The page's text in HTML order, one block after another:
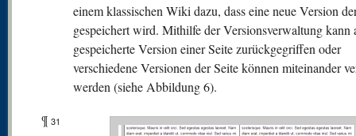
einem klassischen Wiki dazu, dass eine neue Version
gespeichert wird. Mithilfe der Versionsverwaltung kann
gespeicherte Version einer Seite zurückgegriffen oder
verschiedene Versionen der Seite können miteinander
werden (siehe Abbildung 6).
¶ 31